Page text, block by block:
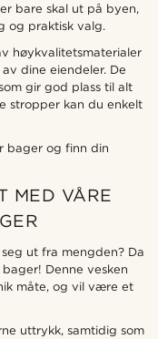
bare skal ut på byen,
og praktisk valg.
høykvalitetsmaterialer
dine eiendeler. De
gir god plass til alt
stropper kan du enkelt
bager og finn din
MED VÅRE
ut fra mengden? Da
Denne vesken
måte, og vil være et
uttrykk, samtidig som